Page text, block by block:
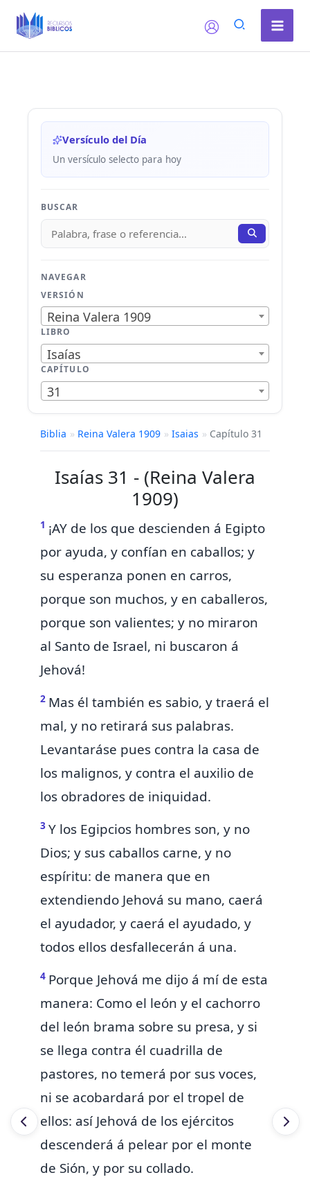
Versículo del Día
Un versículo selecto para hoy
BUSCAR
NAVEGAR
VERSIÓN
Reina Valera 1909
LIBRO
Isaías
CAPÍTULO
31
Biblia » Reina Valera 1909 » Isaias » Capítulo 31
Isaías 31 - (Reina Valera
1909)
1 ¡AY de los que descienden á Egipto
por ayuda, y confían en caballos; y
su esperanza ponen en carros,
porque son muchos, y en caballeros,
porque son valientes; y no miraron
al Santo de Israel, ni buscaron á
Jehová!
2 Mas él también es sabio, y traerá el
mal, y no retirará sus palabras.
Levantaráse pues contra la casa de
los malignos, y contra el auxilio de
los obradores de iniquidad.
3 Y los Egipcios hombres son, y no
Dios; y sus caballos carne, y no
espíritu: de manera que en
extendiendo Jehová su mano, caerá
el ayudador, y caerá el ayudado, y
todos ellos desfallecerán á una.
4 Porque Jehová me dijo á mí de esta
manera: Como el león y el cachorro
del león brama sobre su presa, y si
se llega contra él cuadrilla de
pastores, no temerá por sus voces,
ni se acobardará por el tropel de
ellos: así Jehová de los ejércitos
descenderá á pelear por el monte
de Sión, y por su collado.